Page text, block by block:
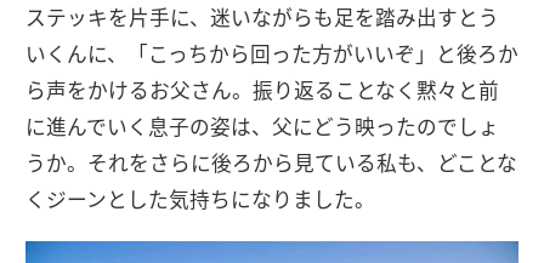
ステッキを片手に、迷いながらも足を踏み出すとう
いくんに、「こっちから回った方がいいぞ」と後ろか
ら声をかけるお父さん。振り返ることなく黙々と前
に進んでいく息子の姿は、父にどう映ったのでしょ
うか。それをさらに後ろから見ている私も、どことな
くジーンとした気持ちになりました。